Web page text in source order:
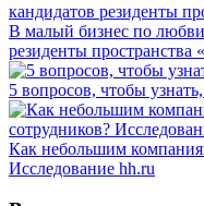
В малый бизнес по
резиденты пространства
5 вопросов, чтобы
Как небольшим
Исследование hh.ru